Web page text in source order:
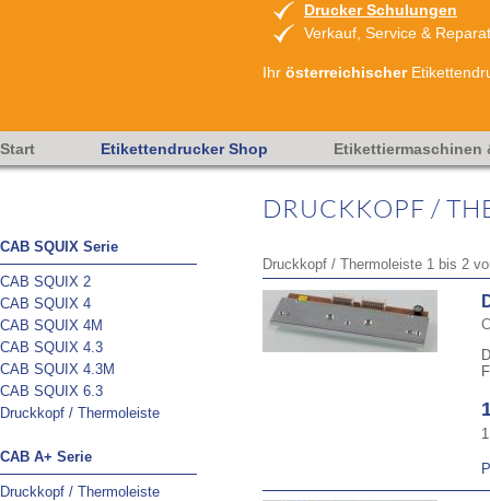
Drucker Schulungen
Verkauf, Service &
Ihr österreichischer
Start Etikettendrucker Shop Etikettiermaschinen
CAB SQUIX Serie
CAB SQUIX 2
CAB SQUIX 4
CAB SQUIX 4M
CAB SQUIX 4.3
CAB SQUIX 4.3M
CAB SQUIX 6.3
Druckkopf / Thermoleiste
CAB A+ Serie
Druckkopf / Thermoleiste
DRUCKKOPF /
Druckkopf / Thermoleiste 1 bis 2